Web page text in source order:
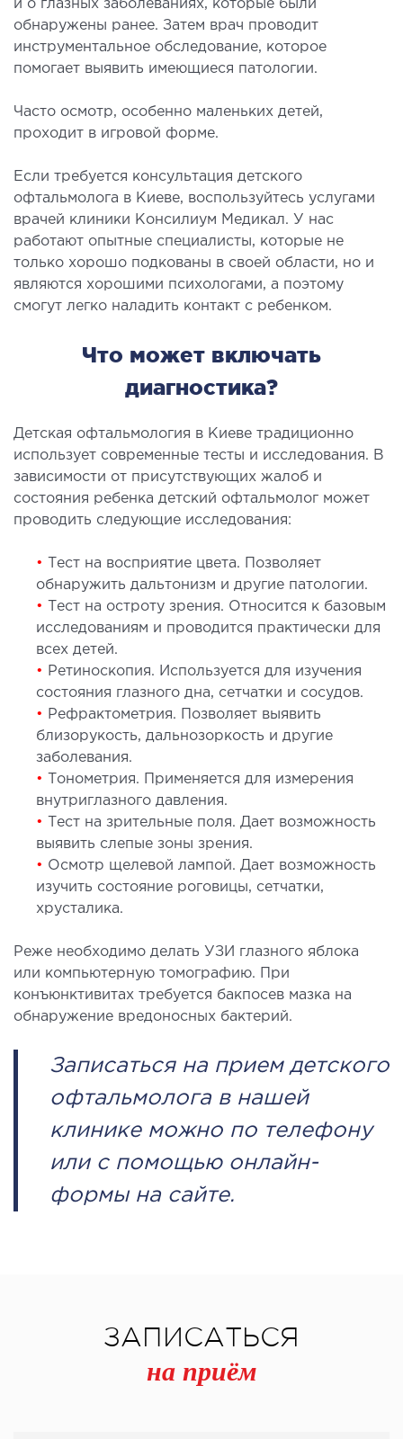
РЕАБИЛИТОЛОГИЯ
ХИРУРГИЯ
хирургия
(травматологический пункт)
оперативных вмешательств
И ЭФФЕРЕНТНАЯ
и гемосорбция
услуги
и о глазных заболеваниях, которые были
обнаружены ранее. Затем врач проводит
инструментальное обследование, которое
помогает выявить имеющиеся патологии.
Часто осмотр, особенно маленьких детей,
проходит в игровой форме.
Если требуется консультация детского
офтальмолога в Киеве, воспользуйтесь услугами
врачей клиники Консилиум Медикал. У нас
работают опытные специалисты, которые не
только хорошо подкованы в своей области, но и
являются хорошими психологами, а поэтому
смогут легко наладить контакт с ребенком.
Что может включать
диагностика?
Детская офтальмология в Киеве традиционно
использует современные тесты и исследования. В
зависимости от присутствующих жалоб и
состояния ребенка детский офтальмолог может
проводить следующие исследования:
•
Тест на восприятие цвета. Позволяет
обнаружить дальтонизм и другие патологии.
•
Тест на остроту зрения. Относится к базовым
исследованиям и проводится практически для
всех детей.
• Ретиноскопия. Используется для изучения
состояния глазного дна, сетчатки и сосудов.
• Рефрактометрия. Позволяет выявить
близорукость, дальнозоркость и другие
заболевания.
•
Тонометрия. Применяется для измерения
внутриглазного давления.
•
Тест на зрительные поля. Дает возможность
выявить слепые зоны зрения.
• Осмотр щелевой лампой. Дает возможность
изучить состояние роговицы, сетчатки,
хрусталика.
Реже необходимо делать УЗИ глазного яблока
или компьютерную томографию. При
конъюнктивитах требуется бакпосев мазка на
обнаружение вредоносных бактерий.
Записаться на прием детского
офтальмолога в нашей
клинике можно по телефону
или с помощью онлайн-
формы на сайте.
ЗАПИСАТЬСЯ
на приём